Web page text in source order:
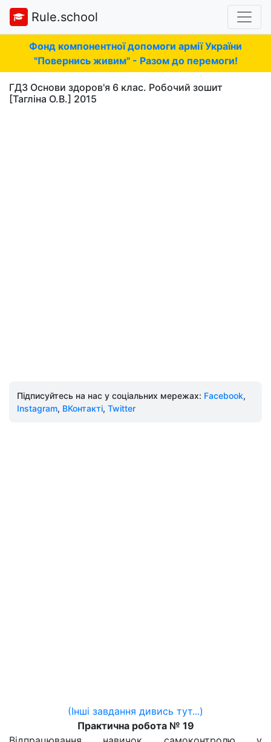
Rule.school
Фонд компонентної допомоги армії України
"Повернись живим" - Разом до перемоги!
ГДЗ Основи здоров'я 6 клас. Робочий зошит
[Тагліна О.В.] 2015
Підписуйтесь на нас у соціальних мережах: Facebook,
Instagram, ВКонтакті, Twitter
(Інші завдання дивись тут...)
Практична робота № 19